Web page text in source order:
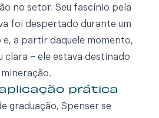
no setor. Seu fascínio pela
foi despertado durante um
a partir daquele momento,
clara – ele estava destinado
prática
graduação, Spenser se